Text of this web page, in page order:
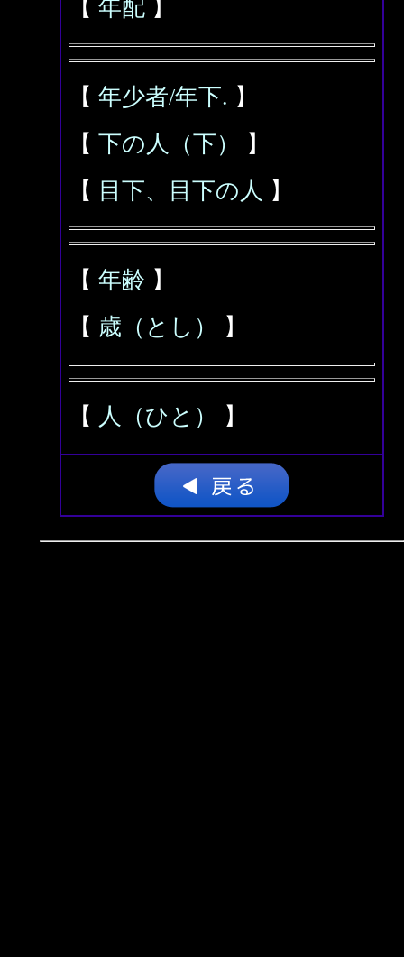
【 年配 】
【 年少者/年下. 】
【 下の人（下）
】
【 目下、目下の人 】
【 年齢 】
【 歳（とし） 】
【 人（ひと） 】